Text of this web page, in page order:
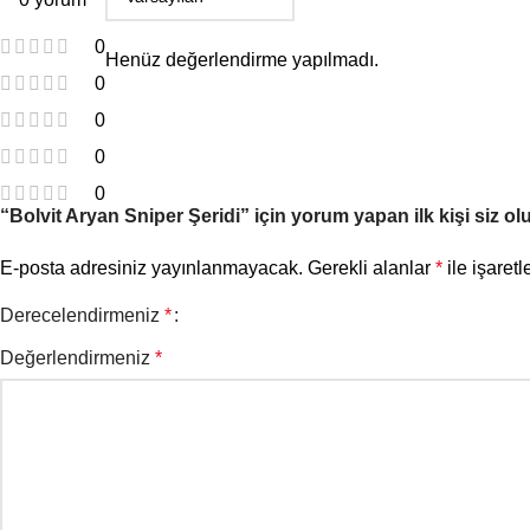
0
0
0
0
0
Henüz değerlendirme yapılmadı.
“Bolvit Aryan Sniper Şeridi” için yorum yapan ilk kişi siz
E-posta adresiniz yayınlanmayacak. Gerekli alanlar * ile
Derecelendirmeniz *
Değerlendirmeniz *